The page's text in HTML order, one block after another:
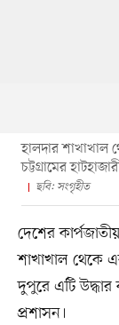
হালদার
চট্টগ্রামের
ছবি: সংগৃহীত
দেশের
শাখাখাল থেকে
দুপুরে এটি উদ্ধার
প্রশাসন।